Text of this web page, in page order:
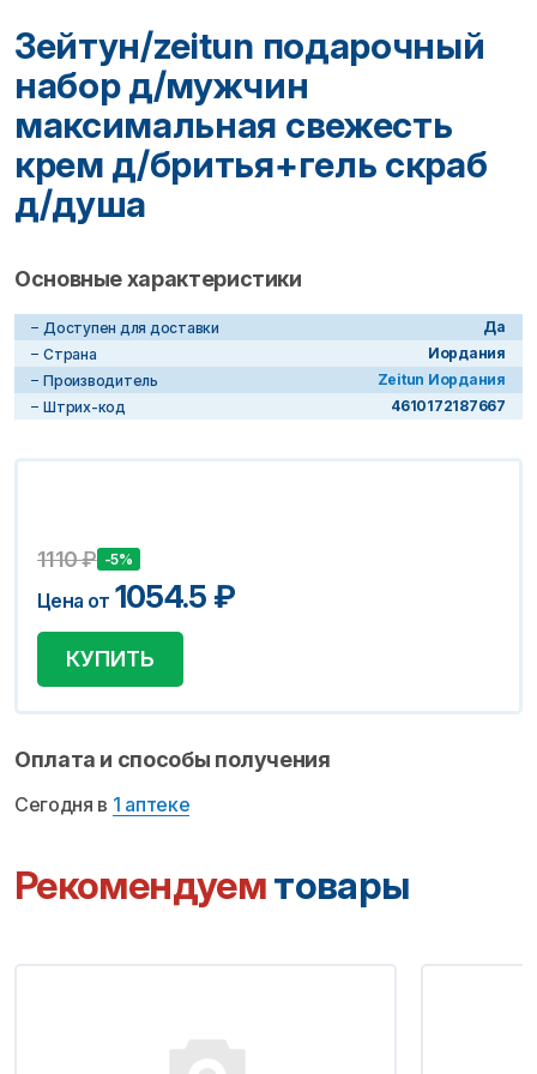
Зейтун/zeitun подарочный
набор д/мужчин
максимальная свежесть
крем д/бритья+гель скраб
д/душа
Основные характеристики
Доступен для доставки
Да
Страна
Иордания
Производитель
Zeitun Иордания
Штрих-код
4610172187667
1110₽ -5%
Цена от 1054.5 ₽
КУПИТЬ
Оплата и способы получения
Сегодня в 1 аптеке
Рекомендуемтовары